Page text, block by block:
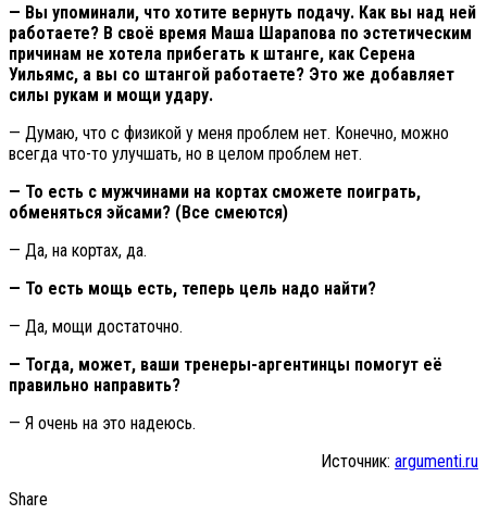
— Вы упоминали, что хотите вернуть подачу. Как вы над ней
работаете? В своё время Маша Шарапова по эстетическим
причинам не хотела прибегать к штанге, как Серена
Уильямс, а вы со штангой работаете? Это же добавляет
силы рукам и мощи удару.
— Думаю, что с физикой у меня проблем нет. Конечно, можно
всегда что-то улучшать, но в целом проблем нет.
— То есть с мужчинами на кортах сможете поиграть,
обменяться эйсами? (Все смеются)
— Да, на кортах, да.
— То есть мощь есть, теперь цель надо найти?
— Да, мощи достаточно.
— Тогда, может, ваши тренеры-аргентинцы помогут её
правильно направить?
— Я очень на это надеюсь.
Источник: argumenti.ru
Share